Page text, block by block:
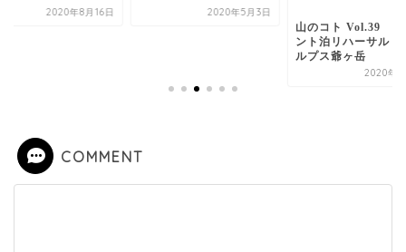
2020年8月16日 2020年5月3日
山のコト Vol.39 冬
ント泊リハーサル
ルプス爺ヶ岳
2020年7
COMMENT